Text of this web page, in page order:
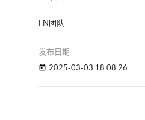
FN团队
发布日期
today 2025-03-03 18:08:26